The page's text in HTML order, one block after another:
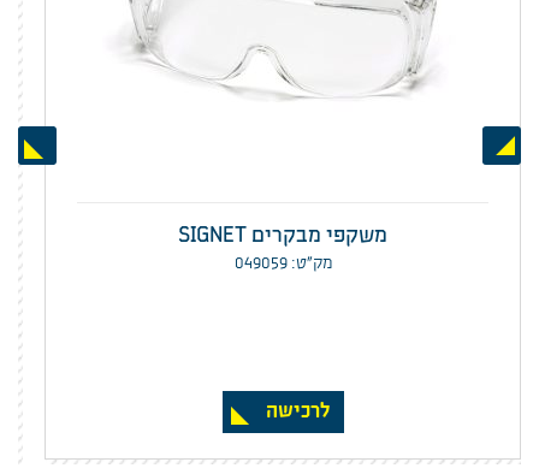
Previous
משקפי מבקרים SIGNET
מק”ט: 049059
לרכישה
Next